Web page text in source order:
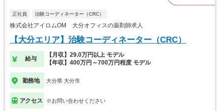
正社員 治験コーディネーター（CRC）
株式会社アイロムOM 大分オフィスの薬剤師求人
【大分エリア】治験コーディネーター（CRC）
給与
【月収】29.0万円以上 モデル
【年収】400万円～700万円程度 モデル
勤務地 大分県 大分市
アクセス ※お問い合わせください